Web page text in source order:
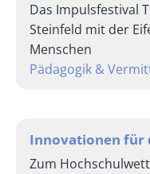
Das Impulsfestival
Steinfeld mit der
Menschen
Pädagogik &
Innovationen für
Zum